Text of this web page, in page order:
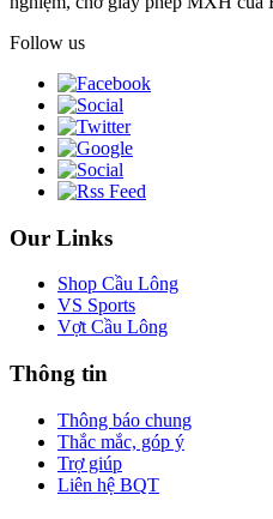
Follow us
Our Links
Shop Cầu Lông
VS Sports
Vợt Cầu Lông
Thông tin
Thông báo chung
Thắc mắc, góp ý
Trợ giúp
Liên hệ BQT